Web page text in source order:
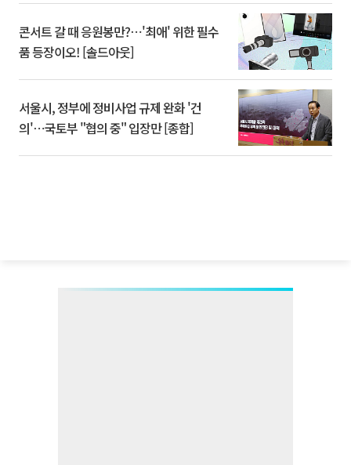
콘서트 갈 때 응원봉만?⋯'최애' 위한 필수
품 등장이오! [솔드아웃]
서울시, 정부에 정비사업 규제 완화 '건
의'⋯국토부 "협의 중" 입장만 [종합]